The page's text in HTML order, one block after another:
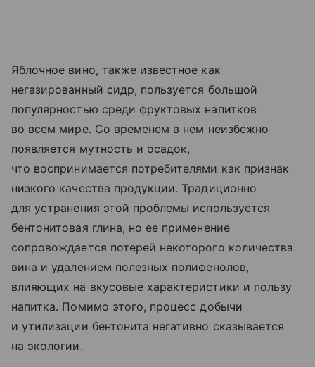
Яблочное вино, также известное как
негазированный сидр, пользуется большой
популярностью среди фруктовых напитков
во всем мире. Со временем в нем неизбежно
появляется мутность и осадок,
что воспринимается потребителями как признак
низкого качества продукции. Традиционно
для устранения этой проблемы используется
бентонитовая глина, но ее применение
сопровождается потерей некоторого количества
вина и удалением полезных полифенолов,
влияющих на вкусовые характеристики и пользу
напитка. Помимо этого, процесс добычи
и утилизации бентонита негативно сказывается
на экологии.